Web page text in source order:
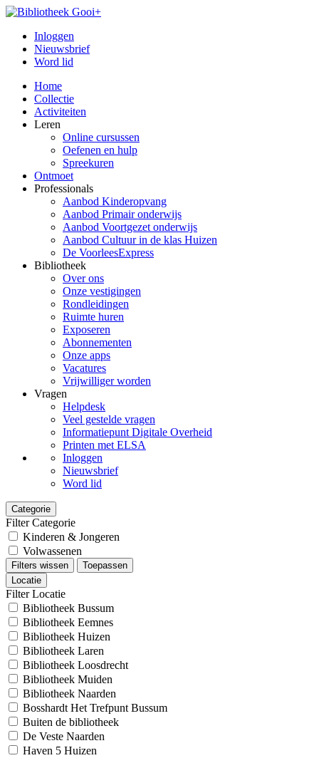
Inloggen
Nieuwsbrief
Word lid
Home
Collectie
Activiteiten
Leren
Online cursussen
Oefenen en hulp
Spreekuren
Ontmoet
Professionals
Aanbod Kinderopvang
Aanbod Primair onderwijs
Aanbod Voortgezet onderwijs
Aanbod Cultuur in de klas Huizen
De VoorleesExpress
Bibliotheek
Over ons
Onze vestigingen
Rondleidingen
Ruimte huren
Exposeren
Abonnementen
Onze apps
Vacatures
Vrijwilliger worden
Vragen
Helpdesk
Veel gestelde vragen
Informatiepunt Digitale Overheid
Printen met ELSA
Inloggen
Nieuwsbrief
Word lid
Categorie
Filter Categorie
Kinderen & Jongeren
Volwassenen
Filters wissen
Toepassen
Locatie
Filter Locatie
Bibliotheek Bussum
Bibliotheek Eemnes
Bibliotheek Huizen
Bibliotheek Laren
Bibliotheek Loosdrecht
Bibliotheek Muiden
Bibliotheek Naarden
Bosshardt Het Trefpunt Bussum
Buiten de bibliotheek
De Veste Naarden
Haven 5 Huizen